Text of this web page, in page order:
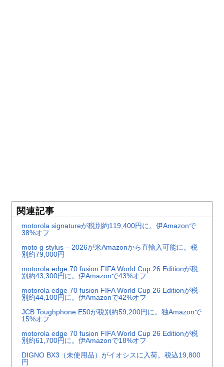
関連記事
motorola signatureが税別約119,400円に。伊Amazonで
38%オフ
moto g stylus – 2026が米Amazonから直輸入可能に。税
別約79,000円
motorola edge 70 fusion FIFA World Cup 26 Editionが税
別約43,300円に。伊Amazonで43%オフ
motorola edge 70 fusion FIFA World Cup 26 Editionが税
別約44,100円に。伊Amazonで42%オフ
JCB Toughphone E50が税別約59,200円に。独Amazonで
15%オフ
motorola edge 70 fusion FIFA World Cup 26 Editionが税
別約61,700円に。伊Amazonで18%オフ
DIGNO BX3（未使用品）がイオシスに入荷。税込19,800
円